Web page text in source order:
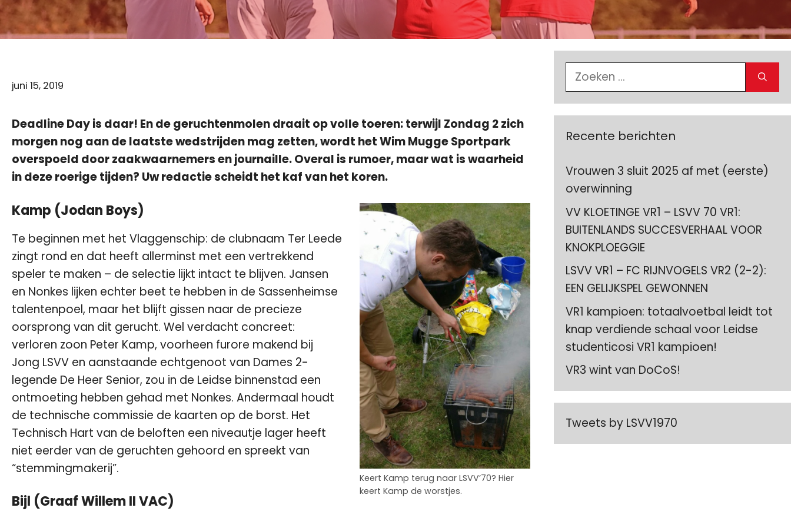
juni 15, 2019
Deadline Day is daar! En de geruchtenmolen draait op volle toeren: terwijl Zondag 2 zich
morgen nog aan de laatste wedstrijden mag zetten, wordt het Wim Mugge Sportpark
overspoeld door zaakwaarnemers en journaille. Overal is rumoer, maar wat is waarheid
in deze roerige tijden? Uw redactie scheidt het kaf van het koren.
Keert Kamp terug naar LSVV’70? Hier
keert Kamp de worstjes.
Kamp (Jodan Boys)
Te beginnen met het Vlaggenschip: de clubnaam Ter Leede
zingt rond en dat heeft allerminst met een vertrekkend
speler te maken – de selectie lijkt intact te blijven. Jansen
en Nonkes lijken echter beet te hebben in de Sassenheimse
talentenpoel, maar het blijft gissen naar de precieze
oorsprong van dit gerucht. Wel verdacht concreet:
verloren zoon Peter Kamp, voorheen furore makend bij
Jong LSVV en aanstaande echtgenoot van Dames 2-
legende De Heer Senior, zou in de Leidse binnenstad een
ontmoeting hebben gehad met Nonkes. Andermaal houdt
de technische commissie de kaarten op de borst. Het
Technisch Hart van de beloften een niveautje lager heeft
niet eerder van de geruchten gehoord en spreekt van
“stemmingmakerij”.
Bijl (Graaf Willem II VAC)
Zoek
naar:
Recente berichten
Vrouwen 3 sluit 2025 af met (eerste)
overwinning
VV KLOETINGE VR1 – LSVV 70 VR1:
BUITENLANDS SUCCESVERHAAL VOOR
KNOKPLOEGGIE
LSVV VR1 – FC RIJNVOGELS VR2 (2-2):
EEN GELIJKSPEL GEWONNEN
VR1 kampioen: totaalvoetbal leidt tot
knap verdiende schaal voor Leidse
studenticosi VR1 kampioen!
VR3 wint van DoCoS!
Tweets by LSVV1970